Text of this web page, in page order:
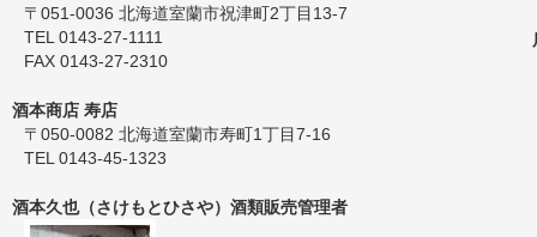
〒051-0036 北海道室蘭市祝津町2丁目13-7
TEL 0143-27-1111
FAX 0143-27-2310
酒本商店 寿店
〒050-0082 北海道室蘭市寿町1丁目7-16
TEL 0143-45-1323
酒本久也（さけもとひさや）酒類販売管理者